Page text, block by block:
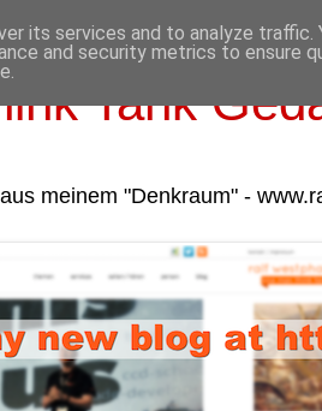
Tank
meinem "Denkraum" -
its services and to analyze traffic.
and security metrics to ensure